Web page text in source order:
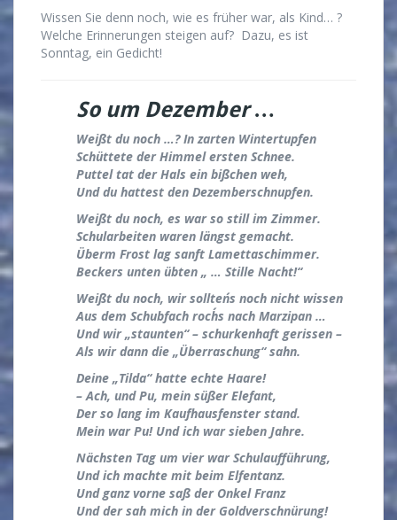
Wissen Sie denn noch, wie es früher war, als Kind… ?
Welche Erinnerungen steigen auf? Dazu, es ist
Sonntag, ein Gedicht!
So um Dezember …
Weißt du noch …? In zarten Wintertupfen
Schüttete der Himmel ersten Schnee.
Puttel tat der Hals ein bißchen weh,
Und du hattest den Dezemberschnupfen.
Weißt du noch, es war so still im Zimmer.
Schularbeiten waren längst gemacht.
Überm Frost lag sanft Lamettaschimmer.
Beckers unten übten „ … Stille Nacht!“
Weißt du noch, wir sollten´s noch nicht wissen
Aus dem Schubfach roch´s nach Marzipan …
Und wir „staunten“ – schurkenhaft gerissen –
Als wir dann die „Überraschung“ sahn.
Deine „Tilda“ hatte echte Haare!
– Ach, und Pu, mein süßer Elefant,
Der so lang im Kaufhausfenster stand.
Mein war Pu! Und ich war sieben Jahre.
Nächsten Tag um vier war Schulaufführung,
Und ich machte mit beim Elfentanz.
Und ganz vorne saß der Onkel Franz
Und der sah mich in der Goldverschnürung!